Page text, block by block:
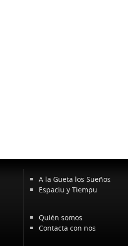
A la Gueta los Sueños
Espaciu y Tiempu
Quién somos
Contacta con nos